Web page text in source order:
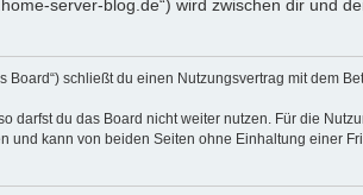
server-blog.de“) wird zwischen dir und
Board“) schließt du einen Nutzungsvertrag mit
darfst du das Board nicht weiter nutzen. Für die
und kann von beiden Seiten ohne Einhaltung einer